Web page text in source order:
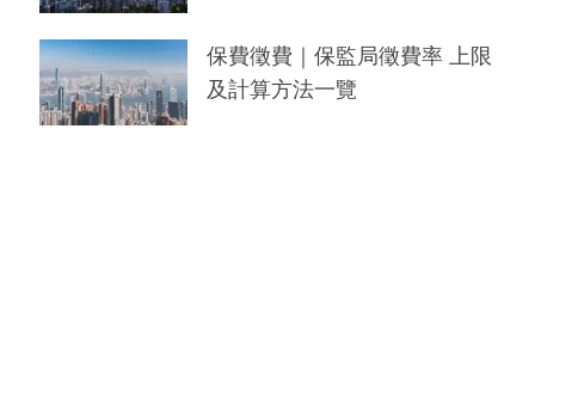
保費徵費｜保監局徵費率 上限
及計算方法一覽